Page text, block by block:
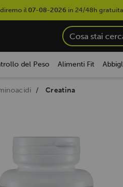
il07-08-2026 in 24/48h
del Peso Alimenti Fit
Creatina